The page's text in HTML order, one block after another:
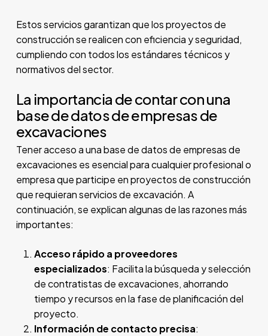
Estos servicios garantizan que los proyectos de
construcción se realicen con eficiencia y seguridad,
cumpliendo con todos los estándares técnicos y
normativos del sector.
La importancia de contar con una
base de datos de empresas de
excavaciones
Tener acceso a una base de datos de empresas de
excavaciones es esencial para cualquier profesional o
empresa que participe en proyectos de construcción
que requieran servicios de excavación. A
continuación, se explican algunas de las razones más
importantes:
Acceso rápido a proveedores
especializados: Facilita la búsqueda y selección
de contratistas de excavaciones, ahorrando
tiempo y recursos en la fase de planificación del
proyecto.
Información de contacto precisa: